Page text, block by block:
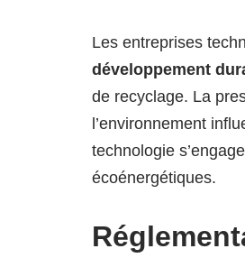
Les entreprises
développement
de recyclage. La
l’environnement
technologie
écoénergétiques.